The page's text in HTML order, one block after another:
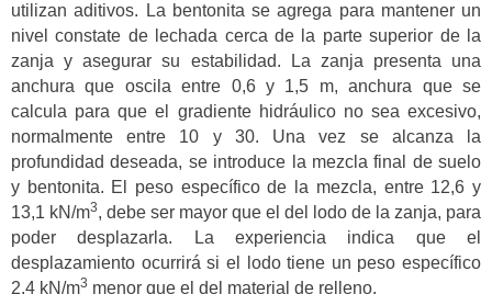
utilizan aditivos. La bentonita se agrega para mantener un
nivel constate de lechada cerca de la parte superior de la
zanja y asegurar su estabilidad. La zanja presenta una
anchura que oscila entre 0,6 y 1,5 m, anchura que se
calcula para que el gradiente hidráulico no sea excesivo,
normalmente entre 10 y 30. Una vez se alcanza la
profundidad deseada, se introduce la mezcla final de suelo
y bentonita. El peso específico de la mezcla, entre 12,6 y
13,1 kN/m3, debe ser mayor que el del lodo de la zanja, para
poder desplazarla. La experiencia indica que el
desplazamiento ocurrirá si el lodo tiene un peso específico
2,4 kN/m3 menor que el del material de relleno.